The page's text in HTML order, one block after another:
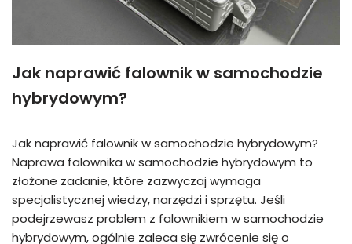
Jak naprawić falownik w samochodzie
hybrydowym?
Jak naprawić falownik w samochodzie hybrydowym?
Naprawa falownika w samochodzie hybrydowym to
złożone zadanie, które zazwyczaj wymaga
specjalistycznej wiedzy, narzędzi i sprzętu. Jeśli
podejrzewasz problem z falownikiem w samochodzie
hybrydowym, ogólnie zaleca się zwrócenie się o